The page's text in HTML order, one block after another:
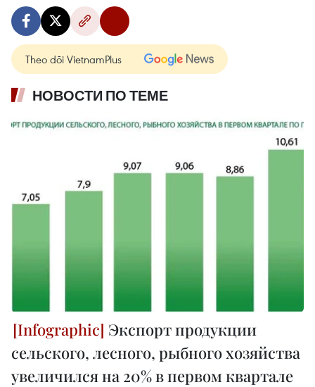
Theo dõi VietnamPlus
НОВОСТИ ПО ТЕМЕ
Экспорт продукции
сельского, лесного, рыбного хозяйства
увеличился на 20% в первом квартале